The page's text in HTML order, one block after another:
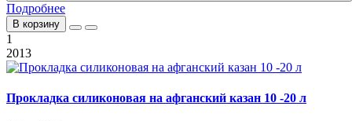
Подробнее
В корзину
1
2013
Прокладка силиконовая на афганский казан 10 -20 л